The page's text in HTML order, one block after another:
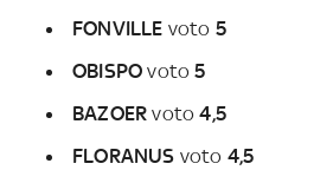
FONVILLE voto 5
OBISPOvoto 5
BAZOERvoto 4,5
FLORANUS voto 4,5